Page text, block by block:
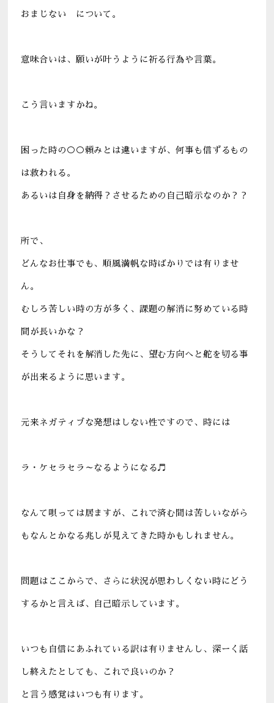
おまじない について。
意味合いは、願いが叶うように祈る行為や言葉。
こう言いますかね。
困った時の○○頼みとは違いますが、何事も信ずるもの
は救われる。
あるいは自身を納得？させるための自己暗示なのか？？
所で、
どんなお仕事でも、順風満帆な時ばかりでは有りませ
ん。
むしろ苦しい時の方が多く、課題の解消に努めている時
間が長いかな？
そうしてそれを解消した先に、望む方向へと舵を切る事
が出来るように思います。
元来ネガティブな発想はしない性ですので、時には
ラ・ケセラセラ～なるようになる♬
なんて唄っては居ますが、これで済む間は苦しいながら
もなんとかなる兆しが見えてきた時かもしれません。
問題はここからで、さらに状況が思わしくない時にどう
するかと言えば、自己暗示しています。
いつも自信にあふれている訳は有りませんし、深ーく話
し終えたとしても、これで良いのか？
と言う感覚はいつも有ります。